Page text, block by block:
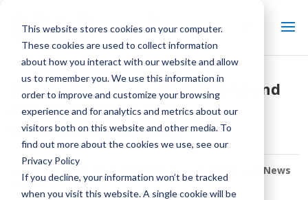
This website stores cookies on your computer.
These cookies are used to collect information
about how you interact with our website and allow
us to remember you. We use this information in
order to improve and customize your browsing
experience and for analytics and metrics about our
visitors both on this website and other media. To
find out more about the cookies we use, see our
Privacy Policy
If you decline, your information won’t be tracked
when you visit this website. A single cookie will be
Ein Überblick über die Effizienz und
den Umweltwert der
Verdunstungskühlung
SPX Cooling Tech-Mitarbeiter
Keep It Cool News
Center